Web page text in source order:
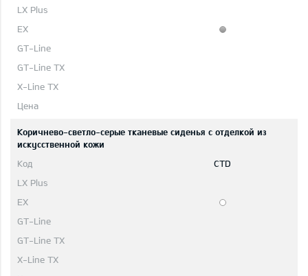
Коричнево-светло-серые тканевые сиденья с отделкой из
искусственной кожи
CTD